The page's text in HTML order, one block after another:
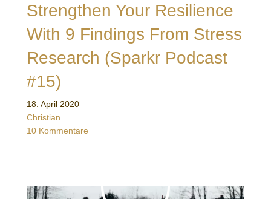
Strengthen Your Resilience
With 9 Findings From Stress
Research (Sparkr Podcast
#15)
18. April 2020
Christian
10 Kommentare